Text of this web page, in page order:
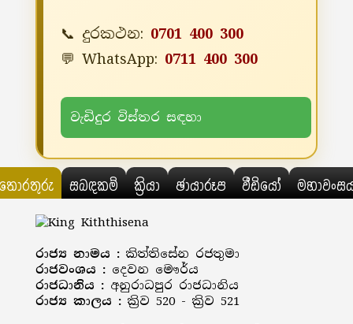
📞 දුරකථන: 0701 400 300
💬 WhatsApp: 0711 400 300
වැඩිදුර විස්තර සඳහා
සබඳකම් ක්‍රියා ඡායාරූප වීඩියෝ
රාජ්‍ය නාමය : කිත්තිසේන රජතුමා
රාජවංශය : දෙවන මෞර්ය
රාජධානිය : අනුරාධපුර රාජධානිය
රාජ්‍ය කාලය : ක්‍රිව 520 - ක්‍රිව 521